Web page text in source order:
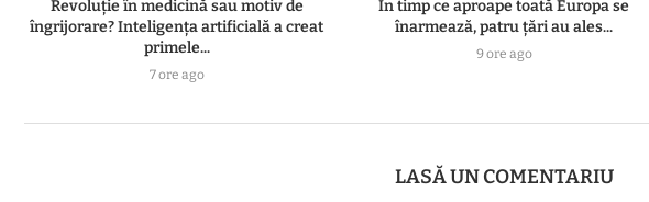
Revoluție în medicină sau motiv de
îngrijorare? Inteligența artificială a creat
primele...
7 ore ago
În timp ce aproape toată Europa se
înarmează, patru ţări au ales...
9 ore ago
LASĂ UN COMENTARIU